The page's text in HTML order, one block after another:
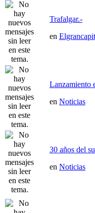
Trafalgar.-
en
Lanzamiento
en Noticias
30 años del
en Noticias